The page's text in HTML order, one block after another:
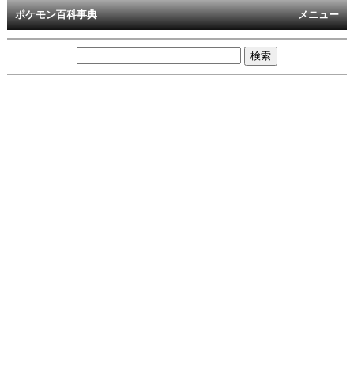
メニュー
ポケモン百科事典